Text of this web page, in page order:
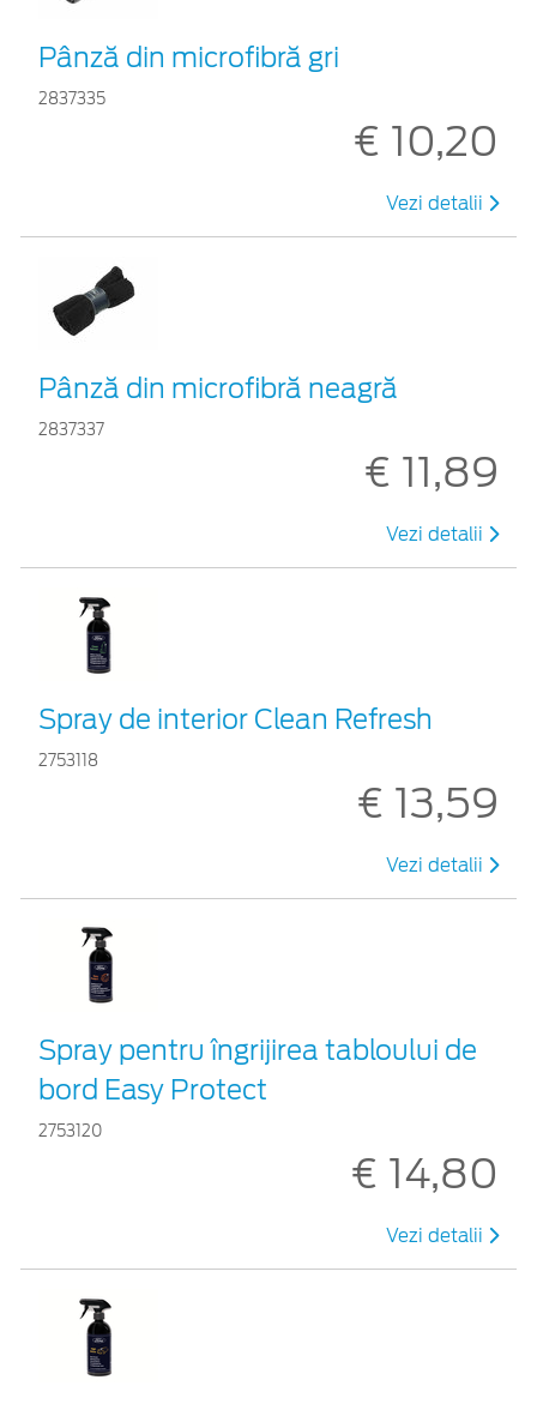
Pânză din microfibră gri
2837335
€ 10,20
Vezi detalii
Pânză din microfibră neagră
2837337
€ 11,89
Vezi detalii
Spray de interior Clean Refresh
2753118
€ 13,59
Vezi detalii
Spray pentru îngrijirea tabloului de
bord Easy Protect
2753120
€ 14,80
Vezi detalii